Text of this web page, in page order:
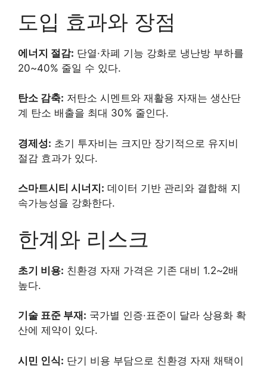
도입 효과와 장점
에너지 절감: 단열·차폐 기능 강화로 냉난방 부하를
20~40% 줄일 수 있다.
탄소 감축: 저탄소 시멘트와 재활용 자재는 생산단
계 탄소 배출을 최대 30% 줄인다.
경제성: 초기 투자비는 크지만 장기적으로 유지비
절감 효과가 있다.
스마트시티 시너지: 데이터 기반 관리와 결합해 지
속가능성을 강화한다.
한계와 리스크
초기 비용: 친환경 자재 가격은 기존 대비 1.2~2배
높다.
기술 표준 부재: 국가별 인증·표준이 달라 상용화 확
산에 제약이 있다.
시민 인식: 단기 비용 부담으로 친환경 자재 채택이